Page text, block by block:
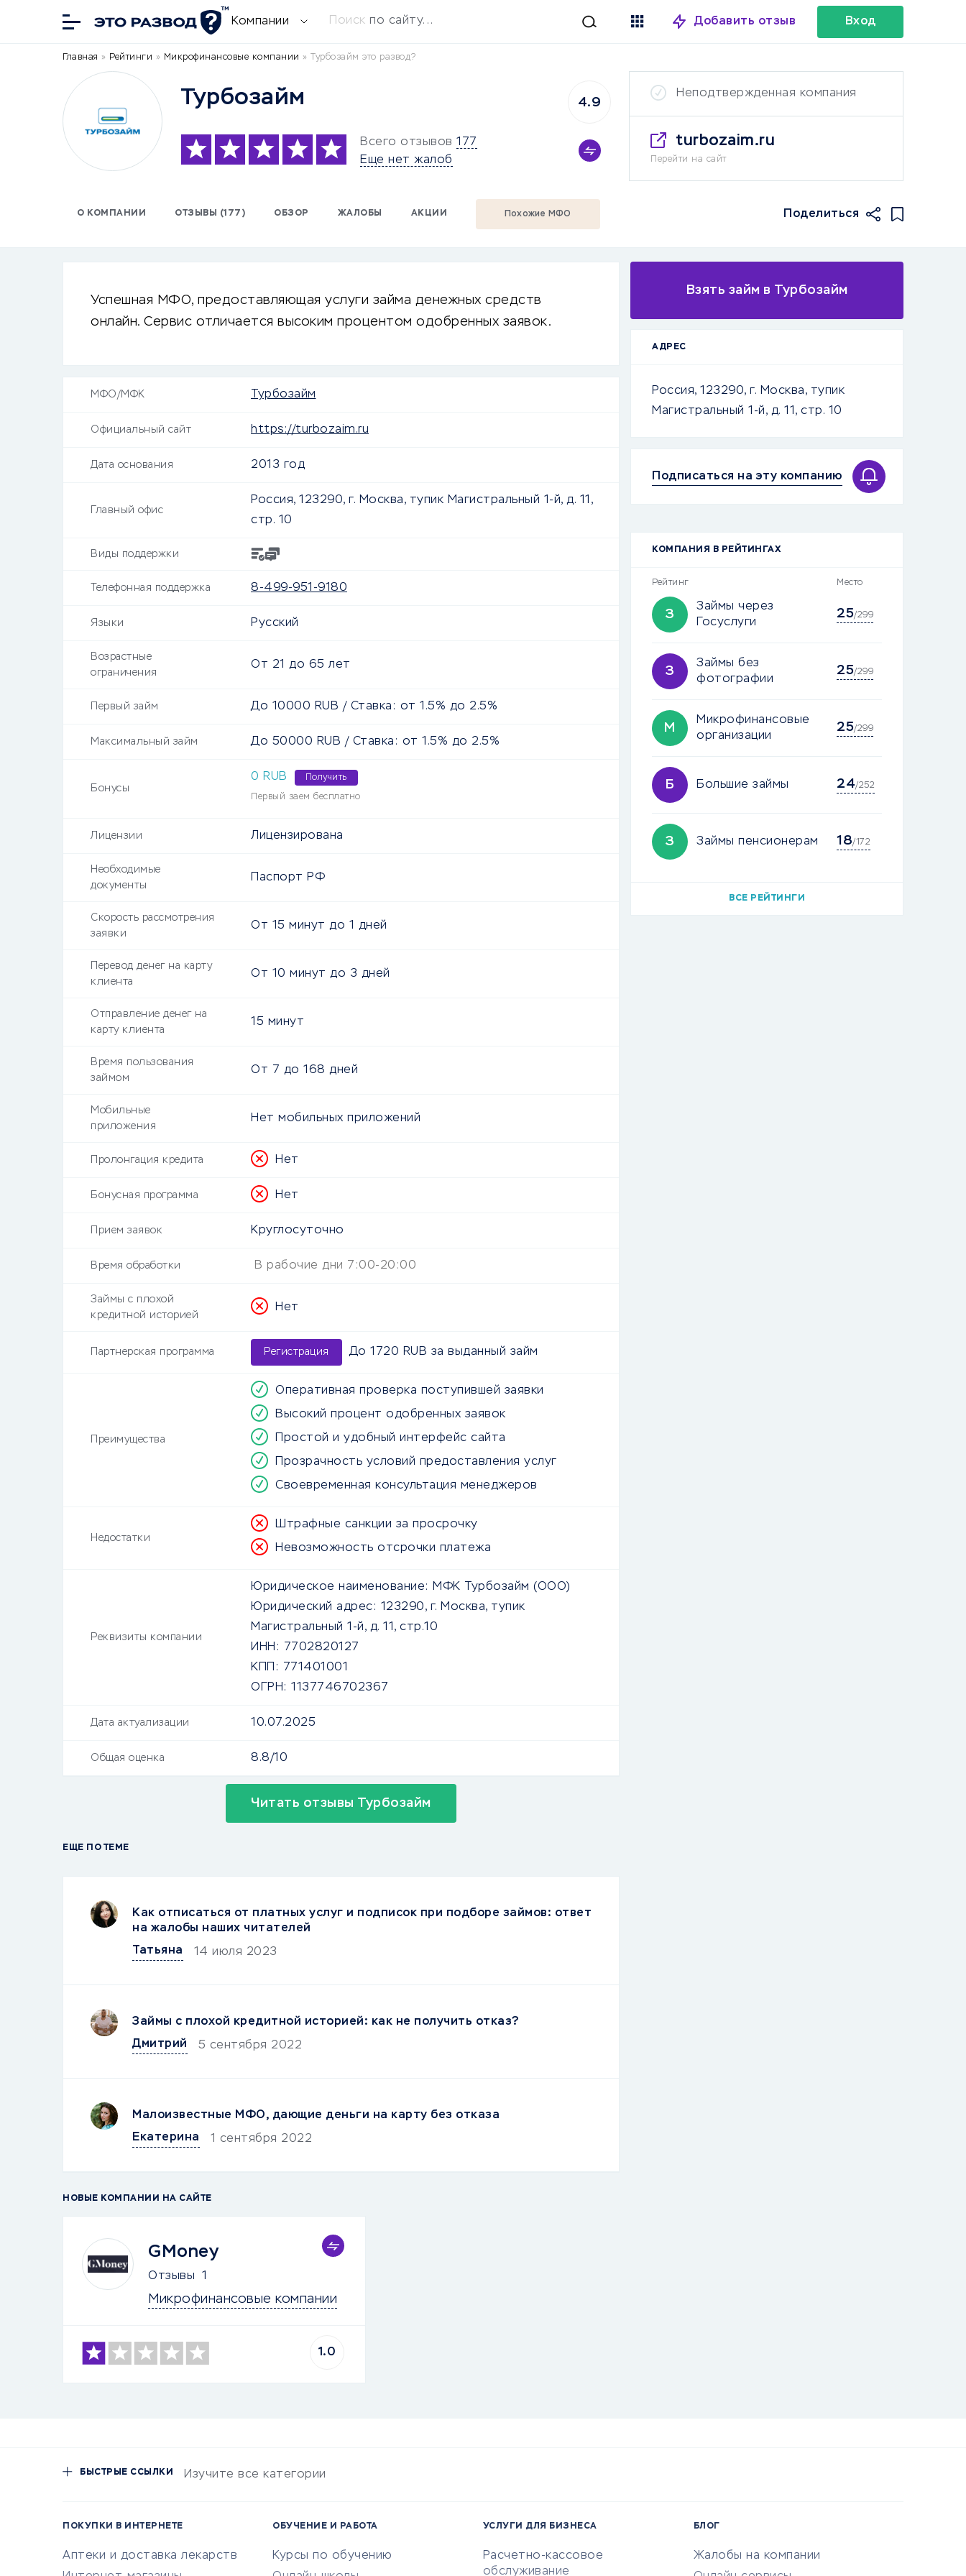
Компании Поиск по сайту... Добавить отзыв Вход
Главная » Рейтинги » Микрофинансовые компании » Турбозайм это развод?
Турбозайм
Всего отзывов 177
Еще нет жалоб
4.9
Неподтвержденная компания
turbozaim.ru
Перейти на сайт
О КОМПАНИИ ОТЗЫВЫ (177) ОБЗОР ЖАЛОБЫ АКЦИИ Похожие МФО Поделиться
Успешная МФО, предоставляющая услуги займа денежных средств
онлайн. Сервис отличается высоким процентом одобренных заявок.
МФО/МФК Турбозайм
Официальный сайт https://turbozaim.ru
Дата основания 2013 год
Главный офис
Россия, 123290, г. Москва, тупик Магистральный 1-й, д. 11,
стр. 10
Виды поддержки
Телефонная поддержка 8-499-951-9180
Языки Русский
Возрастные
ограничения
От 21 до 65 лет
Первый займ До 10000 RUB / Ставка: от 1.5% до 2.5%
Максимальный займ До 50000 RUB / Ставка: от 1.5% до 2.5%
Бонусы
0 RUB Получить
Первый заем бесплатно
Лицензии Лицензирована
Необходимые
документы
Паспорт РФ
Скорость рассмотрения
заявки
От 15 минут до 1 дней
Перевод денег на карту
клиента
От 10 минут до 3 дней
Отправление денег на
карту клиента
15 минут
Время пользования
займом
От 7 до 168 дней
Мобильные
приложения
Нет мобильных приложений
Пролонгация кредита Нет
Бонусная программа Нет
Прием заявок Круглосуточно
Время обработки В рабочие дни 7:00-20:00
Займы с плохой
кредитной историей
Нет
Партнерская программа Регистрация До 1720 RUB за выданный займ
Преимущества
Оперативная проверка поступившей заявки
Высокий процент одобренных заявок
Простой и удобный интерфейс сайта
Прозрачность условий предоставления услуг
Своевременная консультация менеджеров
Недостатки
Штрафные санкции за просрочку
Невозможность отсрочки платежа
Реквизиты компании
Юридическое наименование:
МФK Турбозайм (ООО)
Юридический адрес: 123290, г. Москва, тупик
Магистральный 1-й, д. 11, стр.10
ИНН:
7702820127
КПП:
771401001
ОГРН: 1137746702367
Дата актуализации 10.07.2025
Общая оценка 8.8/10
Читать отзывы Турбозайм
ЕЩЕ ПО ТЕМЕ
Как отписаться от платных услуг и подписок при подборе займов: ответ
на жалобы наших читателей
Татьяна
14 июля 2023
Займы с плохой кредитной историей: как не получить отказ?
Дмитрий
5 сентября 2022
Малоизвестные МФО, дающие деньги на карту без отказа
Екатерина
1 сентября 2022
Взять займ в Турбозайм
АДРЕС
Россия, 123290, г. Москва, тупик
Магистральный 1-й, д. 11, стр. 10
Подписаться на эту компанию
КОМПАНИЯ В РЕЙТИНГАХ
Рейтинг Место
З
Займы через
Госуслуги
25/299
З
Займы без
фотографии
25/299
М
Микрофинансовые
организации
25/299
Б Большие займы 24/252
З Займы пенсионерам 18/172
ВСЕ РЕЙТИНГИ
НОВЫЕ КОМПАНИИ НА САЙТЕ
GMoney
Отзывы 1
Микрофинансовые компании
1.0
БЫСТРЫЕ ССЫЛКИ Изучите все категории
ПОКУПКИ В ИНТЕРНЕТЕ
Аптеки и доставка лекарств
ОБУЧЕНИЕ И РАБОТА
Курсы по обучению
УСЛУГИ ДЛЯ БИЗНЕСА
Расчетно-кассовое
обслуживание
БЛОГ
Жалобы на компании